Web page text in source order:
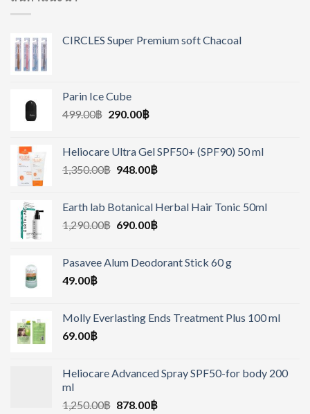
CIRCLES Super Premium soft Chacoal
Parin Ice Cube
499.00฿ 290.00฿
Heliocare Ultra Gel SPF50+ (SPF90) 50 ml
1,350.00฿ 948.00฿
Earth lab Botanical Herbal Hair Tonic 50ml
1,290.00฿ 690.00฿
Pasavee Alum Deodorant Stick 60 g
49.00฿
Molly Everlasting Ends Treatment Plus 100 ml
69.00฿
Heliocare Advanced Spray SPF50-for body 200
ml
1,250.00฿ 878.00฿